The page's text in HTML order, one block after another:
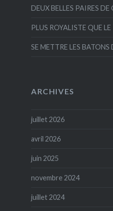
DEUX BELLES PAIRES DE
PLUS ROYALISTE QUE LE
SE METTRE LES BATONS
ARCHIVES
juillet 2026
avril 2026
juin 2025
novembre 2024
juillet 2024